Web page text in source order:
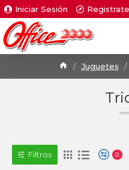
Iniciar Sesión Registrate
Juguetes
Filtros 0